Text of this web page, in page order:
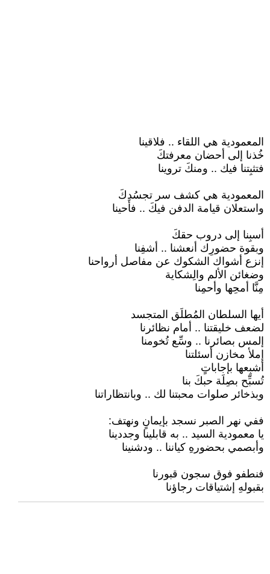
المعمودية هي اللقاء .. فلاقينا
خُذنا إلى أحضان معرفتكَ
فتثبِتنا فيك .. ومنكَ تروينا
المعمودية هي كشف سر تجسُدِكَ
واستعلان قيامة الدفن فيكَ .. فأحينا
أسبِنا إلى دروب حقكَ
وبقوة حضورِك أنعشنا .. أشفِنا
إنزع أشواك الشكوك عن مفاصل أرواحنا
وضغائن الألم والِشكاية
مِنَّا أمحِها وأحمِنا
أيها السلطان المُطلَق المتجسد
لضعف خليقتنا .. أمام نظائرنا
إلمس بصائرنا .. وسِّع تُخومنا
إملأ مخازن أسئلتنا
أشبِعها بإجاباتٍ
تُسبِّح بصِلَة حبكَ بنا
وبذخائر صلوات محبتنا لك .. وبانتظاراتنا
ففي نهر الصبر نسجد بإيمانٍ ونهتف:
يا معمودية السيد .. به قابلينا وجددينا
وأبصمي بحضورهِ كياننا .. ودشنينا
فنطفو فوق سجون قبورنا
بقبولهِ إشتياقات رجاؤنا